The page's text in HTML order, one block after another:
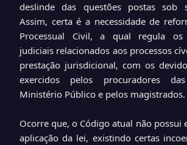
deslinde das questões postas sob
Assim, certa é a necessidade de
Processual Civil, a qual regula os
judiciais relacionados aos processos
prestação jurisdicional, com os
exercidos pelos procuradores
Ministério Público e pelos magistrados.
Ocorre que, o Código atual não possui
aplicação da lei, existindo certas